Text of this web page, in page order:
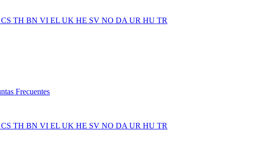
CS TH BN VI EL UK HE SV NO DA UR HU TR
Frecuentes
CS TH BN VI EL UK HE SV NO DA UR HU TR